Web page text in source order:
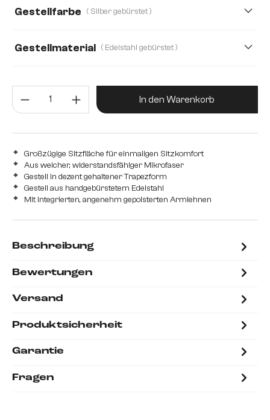
Echt Leder Mikrofaser/Bouclé
Strukturstoff Soft
Gestellfarbe ( Silber gebürstet )
Gestellmaterial ( Edelstahl gebürstet )
Holz Metall Produkt Anzahl: Gib den
In den Warenkorb
Großzügige Sitzfläche für einmaligen Sitzkomfort
Aus weicher, widerstandsfähiger Mikrofaser
Gestell in dezent gehaltener Trapezform
Gestell aus handgebürstetem Edelstahl
Mit integrierten, angenehm gepolsterten Armlehnen
Beschreibung
Bewertungen
Versand
Produktsicherheit
Garantie
Fragen